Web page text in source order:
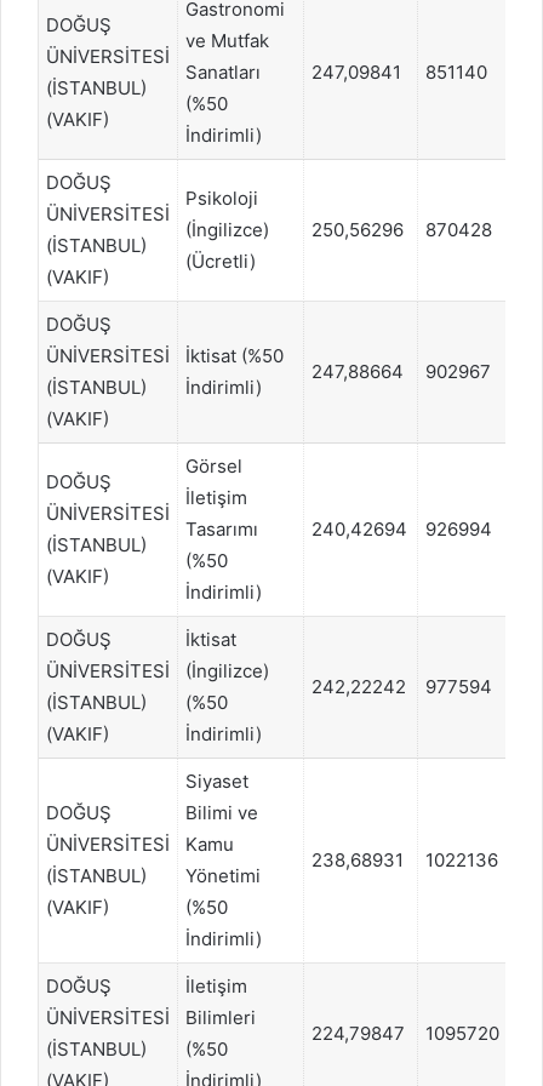
DOĞUŞ
ÜNİVERSİTESİ
(İSTANBUL)
(VAKIF)
Gastronomi
ve Mutfak
Sanatları
(%50
İndirimli)
247,09841 851140
DOĞUŞ
ÜNİVERSİTESİ
(İSTANBUL)
(VAKIF)
Psikoloji
(İngilizce)
(Ücretli)
250,56296 870428
DOĞUŞ
ÜNİVERSİTESİ
(İSTANBUL)
(VAKIF)
İktisat (%50
İndirimli)
247,88664 902967
DOĞUŞ
ÜNİVERSİTESİ
(İSTANBUL)
(VAKIF)
Görsel
İletişim
Tasarımı
(%50
İndirimli)
240,42694 926994
DOĞUŞ
ÜNİVERSİTESİ
(İSTANBUL)
(VAKIF)
İktisat
(İngilizce)
(%50
İndirimli)
242,22242 977594
DOĞUŞ
ÜNİVERSİTESİ
(İSTANBUL)
(VAKIF)
Siyaset
Bilimi ve
Kamu
Yönetimi
(%50
İndirimli)
238,68931 1022136
DOĞUŞ
ÜNİVERSİTESİ
(İSTANBUL)
(VAKIF)
İletişim
Bilimleri
(%50
İndirimli)
224,79847 1095720